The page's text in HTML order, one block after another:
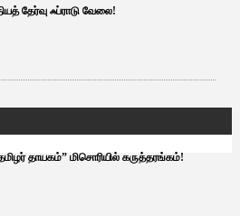
தேர்வு ஃப்ராடு வேலை!
தாயகம்” மிசொரியில் கருத்தரங்கம்!